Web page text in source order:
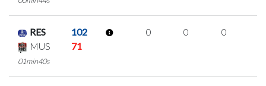
RES
102
MUS
71
01min40s
0 0 0